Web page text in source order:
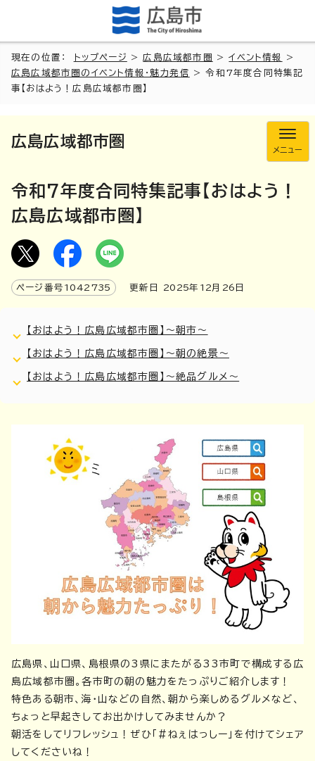
現在の位置： トップページ >広島広域都市圏 >イベント情報
>
広島広域都市圏のイベント情報・魅力発信
> 令和7年度合同特集記
事【おはよう！広島広域都市圏】
広島広域都市圏
メニュー
令和7年度合同特集記事【おはよう！
広島広域都市圏】
ページ番号 1042735 更新日 2025年 12月 26 日
【おはよう！広島広域都市圏】～朝市～
【おはよう！広島広域都市圏】～朝の絶景～
【おはよう！広島広域都市圏】～絶品グルメ～
広島県、山口県、島根県の3県にまたがる33市町で構成する広
島広域都市圏。各市町の朝の魅力をたっぷりご紹介します！
特色ある朝市、海・山などの自然、朝から楽しめるグルメなど、
ちょっと早起きしてお出かけしてみませんか？
朝活をしてリフレッシュ！ぜひ「＃ねぇはっしー」を付けてシェア
してくださいね！